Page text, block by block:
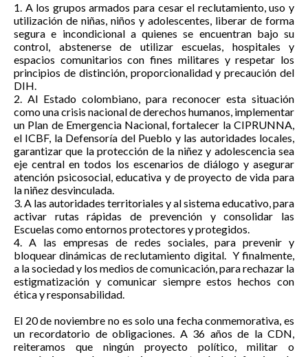
1. A los grupos armados para cesar el reclutamiento, uso y
utilización de niñas, niños y adolescentes, liberar de forma
segura e incondicional a quienes se encuentran bajo su
control, abstenerse de utilizar escuelas, hospitales y
espacios comunitarios con fines militares y respetar los
principios de distinción, proporcionalidad y precaución del
DIH.
2. Al Estado colombiano, para reconocer esta situación
como una crisis nacional de derechos humanos, implementar
un Plan de Emergencia Nacional, fortalecer la CIPRUNNA,
el ICBF, la Defensoría del Pueblo y las autoridades locales,
garantizar que la protección de la niñez y adolescencia sea
eje central en todos los escenarios de diálogo y asegurar
atención psicosocial, educativa y de proyecto de vida para
la niñez desvinculada.
3. A las autoridades territoriales y al sistema educativo, para
activar rutas rápidas de prevención y consolidar las
Escuelas como entornos protectores y protegidos.
4. A las empresas de redes sociales, para prevenir y
bloquear dinámicas de reclutamiento digital. Y finalmente,
a la sociedad y los medios de comunicación, para rechazar la
estigmatización y comunicar siempre estos hechos con
ética y responsabilidad.
El 20 de noviembre no es solo una fecha conmemorativa, es
un recordatorio de obligaciones. A 36 años de la CDN,
reiteramos que ningún proyecto político, militar o